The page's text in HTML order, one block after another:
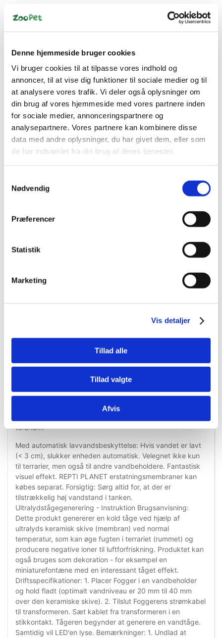
Denne hjemmeside bruger cookies
Vi bruger cookies til at tilpasse vores indhold og
annoncer, til at vise dig funktioner til sociale medier og til
at analysere vores trafik. Vi deler også oplysninger om
din brug af vores hjemmeside med vores partnere inden
for sociale medier, annonceringspartnere og
analysepartnere. Vores partnere kan kombinere disse
data med andre oplysninger, du har givet dem, eller som
de har indsamlet fra din brug af deres tjenester.
Nødvendig
Præferencer
Statistik
Marketing
Vis detaljer
Tillad alle
Tillad valgte
Afvis
Spar 18%
79581653
Krybdyr og Skildpadder
Standard salgspris DKK
49,00
DKK 31,96 ekskl. moms
015561227759
terrarium (komprimeret
Køb nu
terárium.
Med automatisk lavvandsbeskyttelse: Hvis vandet er lavt
(< 3 cm), slukker enheden automatisk. Velegnet ikke kun
til terrarier, men også til andre vandbeholdere. Fantastisk
visuel effekt. REPTI PLANET erstatningsmembraner kan
købes separat. Forsigtig: Sørg altid for, at der er
tilstrækkelig høj vandstand i tanken.
Ultralydstågegenerering - Instruktion Brugsanvisning:
Dette produkt genererer en kold tåge ved hjælp af
ultralyds keramisk skive (membran) ved normal
temperatur, som kan øge fugten i terrariet (rummet) og
producere negative ioner til luftforfriskning. Produktet kan
også bruges som dekoration - for eksempel en
miniaturefontæne med en interessant tåget effekt.
Driftsspecifikationer: 1. Placer Fogger i en vandbeholder
og hold fladt (optimalt vandniveau er 20 mm til 40 mm
over den keramiske skive). 2. Tilslut Foggerens strømkabel
til transformeren. Sæt kablet fra transformeren i en
stikkontakt. Tågeren begynder at generere en vandtåge.
Samtidig vil LED'en lyse. Bemærkninger: 1. Undlad at